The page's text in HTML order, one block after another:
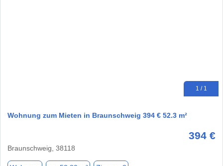
1 / 1
Wohnung zum Mieten in Braunschweig 394 € 52.3 m²
394 €
Braunschweig, 38118